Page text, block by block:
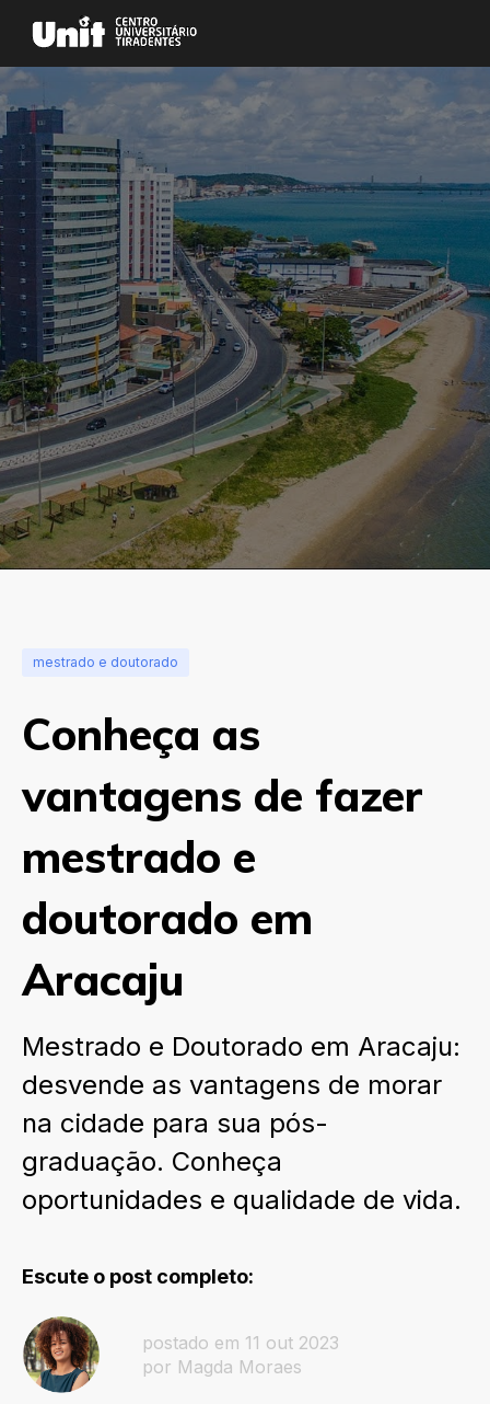
mestrado e doutorado
Conheça as
vantagens de fazer
mestrado e
doutorado em
Aracaju
Mestrado e Doutorado em Aracaju:
desvende as vantagens de morar
na cidade para sua pós-
graduação. Conheça
oportunidades e qualidade de vida.
Escute o post completo:
postado em 11 out 2023
por Magda Moraes